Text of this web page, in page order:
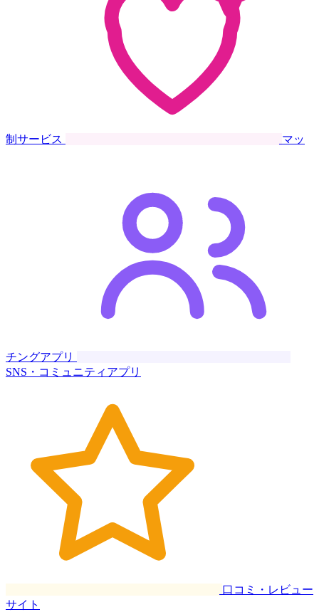
制サービス マッ
チングアプリ
SNS・コミュニティアプリ
口コミ・レビュー
サイト